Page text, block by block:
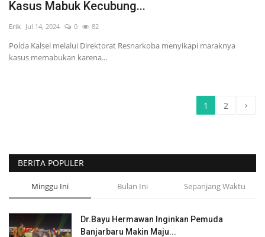
Kasus Mabuk Kecubung...
Erik Jul 14, 2024 0 82
Polda Kalsel melalui Direktorat Resnarkoba menyikapi maraknya
kasus memabukan karena...
1 2 ›
BERITA POPULER
Minggu Ini Bulan Ini Sepanjang Waktu
Dr.Bayu Hermawan Inginkan Pemuda
Banjarbaru Makin Maju...